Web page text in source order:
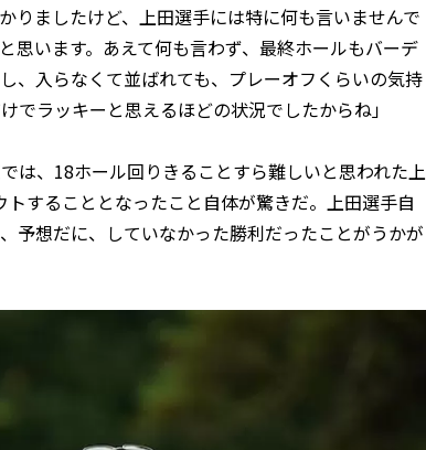
りましたけど、上田選手には特に何も言いませんで
思います。あえて何も言わず、最終ホールもバーデ
、入らなくて並ばれても、プレーオフくらいの気持
でラッキーと思えるほどの状況でしたからね」
は、18ホール回りきることすら難しいと思われた上
することとなったこと自体が驚きだ。上田選手自
予想だに、していなかった勝利だったことがうかが